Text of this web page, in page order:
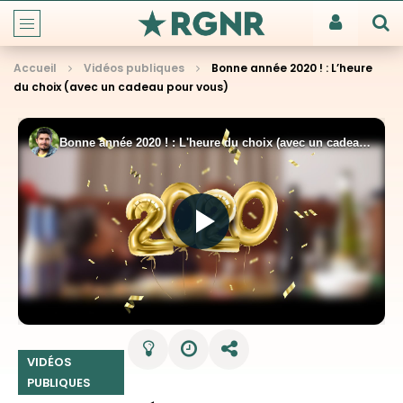
Accueil Vidéos publiques
Bonne année 2020 ! : L’heure
du choix (avec un cadeau pour vous)
VIDÉOS
PUBLIQUES